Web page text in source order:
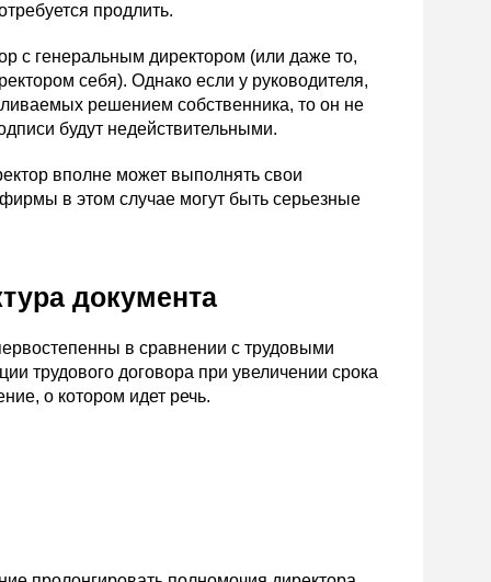
продлить.
с генеральным директором (или даже то,
себя). Однако если у руководителя,
решением собственника, то он не
будут недействительными.
вполне может выполнять свои
в этом случае могут быть серьезные
документа
в сравнении с трудовыми
трудового договора при увеличении срока
о котором идет речь.